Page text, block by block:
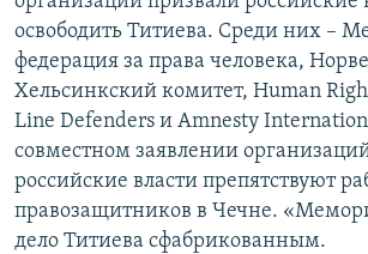
освободить Титиева. Среди них –
федерация за права человека,
Хельсинкский комитет, Human
Line Defenders и Amnesty
совместном заявлении
российские власти препятствуют
правозащитников в Чечне.
дело Титиева сфабрикованным.